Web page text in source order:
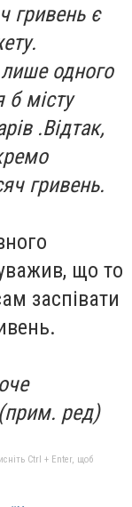
гривень є
одного
б місту
.Відтак,
гривень.
що то
заспівати
ред)
Ctrl + Enter, щоб